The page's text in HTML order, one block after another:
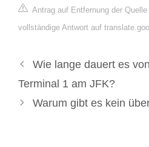
Antrag auf Entfernung der Quelle
vollständige Antwort auf
Wie lange dauert es
Terminal 1 am JFK?
Warum gibt es kein